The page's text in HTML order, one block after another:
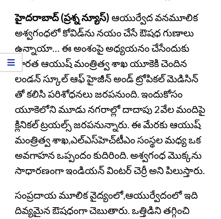
హైదరాబాద్ (ప్రశ్న న్యూస్) ఆయుర్వేద వనమూలిక
అశ్వగంధలో కోవిడ్‌ను నయం చేసే ఔషధ గుణాలు
ఉన్నాయా… ఈ అంశంపై అధ్యయనం చేసేందుకు
భారత ఆయుష్ మంత్రిత్వ శాఖ యూకెకి చెందిన
లండన్ స్కూల్ ఆఫ్ హైజీన్ అండ్ ట్రోపికల్ మెడిసిన్
తో కలిసి పరిశోధనలు జరపనుంది. ఇందుకోసం
యూకెలోని మూడు నగరాల్లో దాదాపు 2వేల మందిపై
క్లినికల్ ట్రయల్స్ జరపనున్నారు. ఈ మేరకు ఆయుష్
మంత్రిత్వ శాఖ,ఎల్‌ఎస్‌హెచ్‌టీఎం సంస్థల మధ్య ఒక
అవగాహన ఒప్పందం కుదిరింది. అశ్వగంధ మొక్కను
సాధారణంగా ఇండియన్ వింటర్ చెర్రీ అని పిలుస్తారు.
సంప్రదాయ మూలిక వైద్యంలో,ఆయుర్వేదంలో ఇది
దివ్యమైన ఔషధంగా చెబుతారు. ఒత్తిడిని తగ్గించి